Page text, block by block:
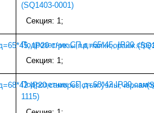
(SQ1403-0001)
Секция: 1;
Подрозетник СП д=65*45, IP20 с/
Секция: 1;
Подрозетник СП д=68*42
1115)